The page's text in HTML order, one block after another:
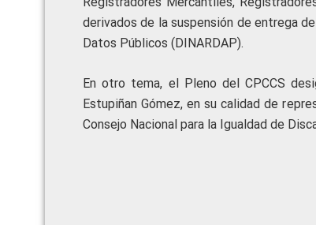
derivados de la suspensión de entrega
Datos Públicos (DINARDAP).
En otro tema, el Pleno del CPCCS
Estupiñan Gómez, en su calidad de
Consejo Nacional para la Igualdad de